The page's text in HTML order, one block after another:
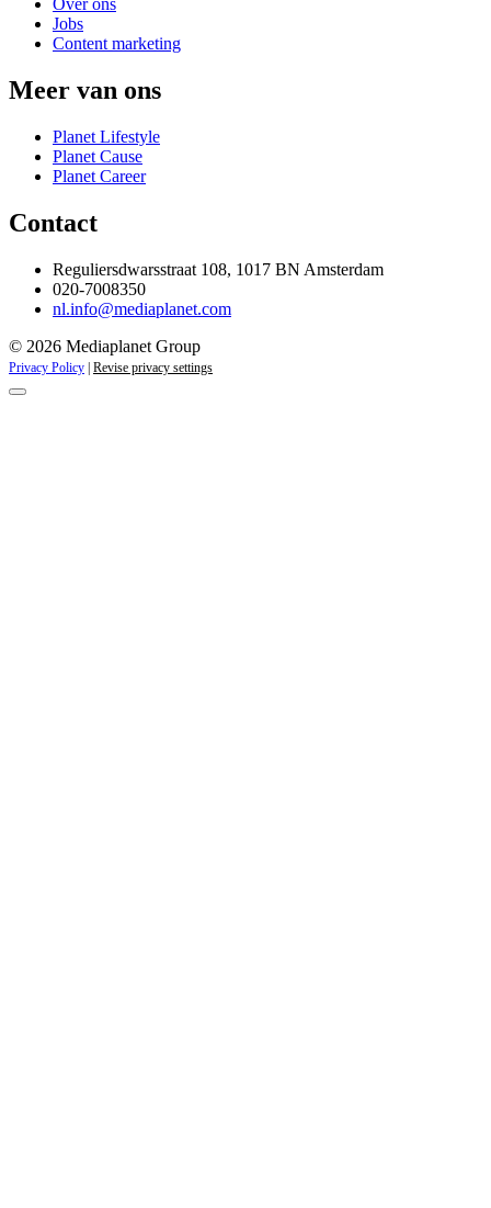
Over ons
Jobs
Content marketing
Meer van ons
Planet Lifestyle
Planet Cause
Planet Career
Contact
Reguliersdwarsstraat 108, 1017 BN Amsterdam
020-7008350
nl.info@mediaplanet.com
© 2026 Mediaplanet Group
Privacy Policy | Revise privacy settings